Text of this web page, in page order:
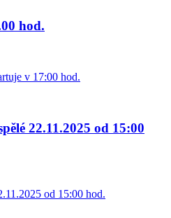
hod.
v 17:00 hod.
22.11.2025 od 15:00
od 15:00 hod.